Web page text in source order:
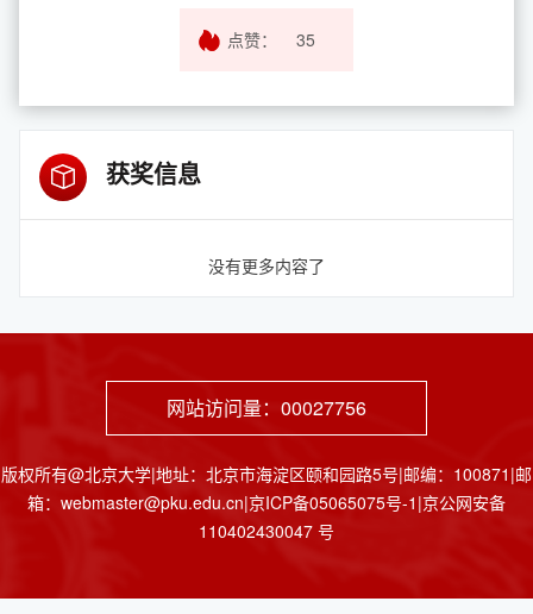
点赞： 35
获奖信息
没有更多内容了
网站访问量： 00027756
版权所有@北京大学|地址：北京市海淀区颐和园路5号|邮编：100871|邮
箱：webmaster@pku.edu.cn|京ICP备05065075号-1|京公网安备
110402430047 号